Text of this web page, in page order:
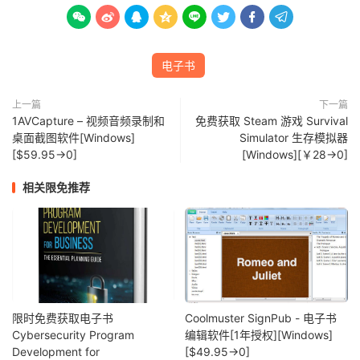
       
电子书
上一篇
1AVCapture – 视频音频录制和
桌面截图软件[Windows]
[$59.95→0]
下一篇
免费获取 Steam 游戏 Survival
Simulator 生存模拟器
[Windows][￥28→0]
相关限免推荐
限时免费获取电子书
Cybersecurity Program
Development for
Coolmuster SignPub - 电子书
编辑软件[1年授权][Windows]
[$49.95→0]